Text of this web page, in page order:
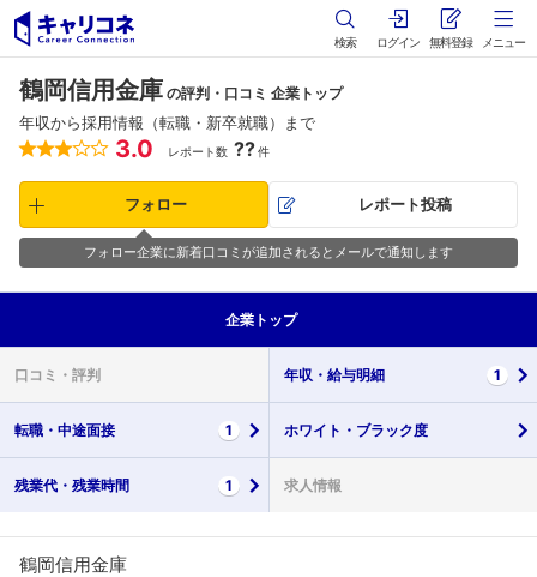
検索 ログイン 無料登録 メニュー
鶴岡信用金庫 の評判・口コミ 企業トップ
年収から採用情報（転職・新卒就職）まで
3.0 レポート数 ??件
フォロー レポート投稿
フォロー企業に新着口コミが追加されるとメールで通知します
企業 トップ
口コミ・ 評判 年収・ 給与明細 1
転職・ 中途面接 1 ホワイト・ ブラック度
残業代・ 残業時間 1 求人情報
鶴岡信用金庫